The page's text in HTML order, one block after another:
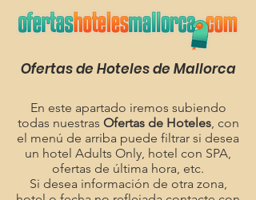
Ofertas de Hoteles de Mallorca
En este apartado iremos subiendo
todas nuestras Ofertas de Hoteles, con
el menú de arriba puede filtrar si desea
un hotel Adults Only, hotel con SPA,
ofertas de última hora, etc.
Si desea información de otra zona,